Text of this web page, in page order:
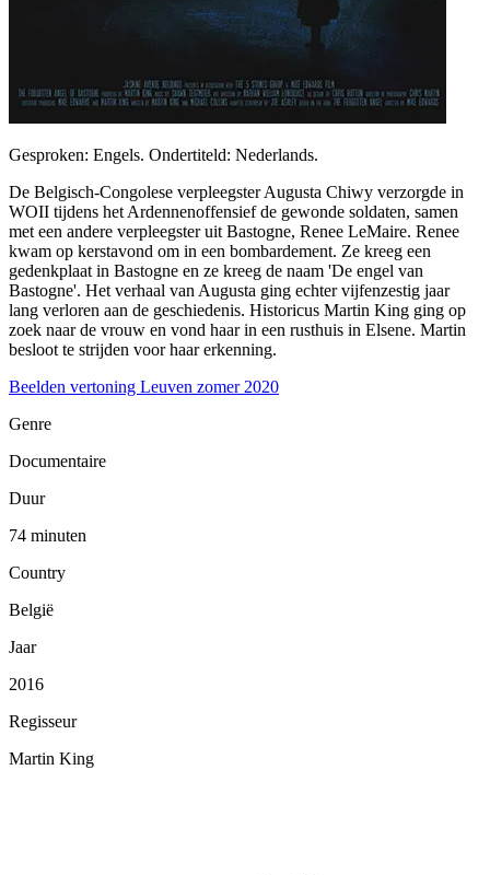
Gesproken: Engels. Ondertiteld: Nederlands.
De Belgisch-Congolese verpleegster Augusta Chiwy verzorgde in
WOII tijdens het Ardennenoffensief de gewonde soldaten, samen
met een andere verpleegster uit Bastogne, Renee LeMaire. Renee
kwam op kerstavond om in een bombardement. Ze kreeg een
gedenkplaat in Bastogne en ze kreeg de naam 'De engel van
Bastogne'. Het verhaal van Augusta ging echter vijfenzestig jaar
lang verloren aan de geschiedenis. Historicus Martin King ging op
zoek naar de vrouw en vond haar in een rusthuis in Elsene. Martin
besloot te strijden voor haar erkenning.
Beelden vertoning Leuven zomer 2020
Genre
Documentaire
Duur
74 minuten
Country
België
Jaar
2016
Regisseur
Martin King